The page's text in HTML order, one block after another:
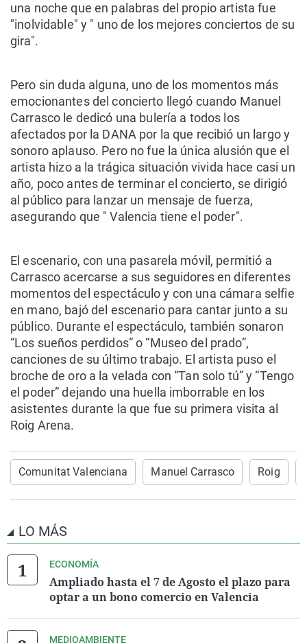
una noche que en palabras del propio artista fue
"inolvidable" y " uno de los mejores conciertos de su
gira".
Pero sin duda alguna, uno de los momentos más
emocionantes del concierto llegó cuando Manuel
Carrasco le dedicó una bulería a todos los
afectados por la DANA por la que recibió un largo y
sonoro aplauso. Pero no fue la única alusión que el
artista hizo a la trágica situación vivida hace casi un
año, poco antes de terminar el concierto, se dirigió
al público para lanzar un mensaje de fuerza,
asegurando que " Valencia tiene el poder".
El escenario, con una pasarela móvil, permitió a
Carrasco acercarse a sus seguidores en diferentes
momentos del espectáculo y con una cámara selfie
en mano, bajó del escenario para cantar junto a su
público. Durante el espectáculo, también sonaron
“Los sueños perdidos” o “Museo del prado”,
canciones de su último trabajo. El artista puso el
broche de oro a la velada con “Tan solo tú” y “Tengo
el poder” dejando una huella imborrable en los
asistentes durante la que fue su primera visita al
Roig Arena.
Comunitat Valenciana Manuel Carrasco Roig
LO MÁS
ECONOMÍA
Ampliado hasta el 7 de Agosto el plazo para
optar a un bono comercio en Valencia
MEDIOAMBIENTE